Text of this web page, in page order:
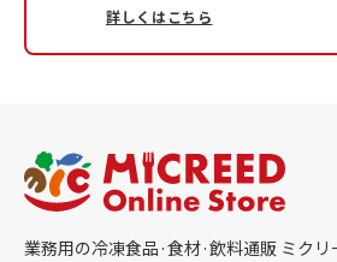
詳しくはこちら
業務用の冷凍食品·食材·飲料通販 ミクリ